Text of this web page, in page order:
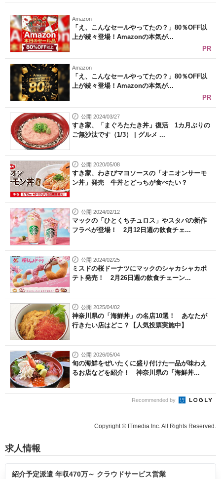
Amazon
「え、こんなセールやってたの？」80％OFF以
上が続々登場！Amazonの本気が...
PR
Amazon
「え、こんなセールやってたの？」80％OFF以
上が続々登場！Amazonの本気が...
PR
公開 2024/03/27
すき家、「まぐろたたき丼」復活 1カ月ぶりの
ご無沙汰です（1/3） | グルメ ...
公開 2020/05/08
すき家、わさびマヨソースの「オニオンサーモ
ン丼」発売 牛丼とどっちが食べたい？
公開 2024/02/12
マックの「ひとくちチュロス」やスタバの新作
フラペが登場！ 2月12日週の飲食チェ...
公開 2024/02/25
ミスドの桜ドーナツにマックのシャカシャカポ
テト発売！ 2月26日週の飲食チェーン...
公開 2025/04/02
神奈川県の「海鮮丼」の名店10選！ あなたが
行きたい店はどこ？【人気投票実施中】
公開 2026/05/04
旬の海鮮をぜいたくに盛り付けた一品が味わえ
るお店などを紹介！ 神奈川県の「海鮮丼...
Recommended by
Copyright © ITmedia Inc. All Rights Reserved.
求人情報
紹介予定派遣 年収470万～ クラウドサービス営業